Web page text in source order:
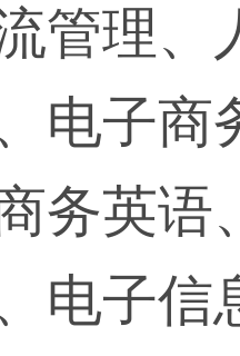
管理
电子
务英语
电子信